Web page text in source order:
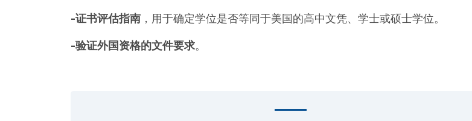
-证书评估指南，用于确定学位是否等同于美国的高中文凭、学士或硕士学位。
-验证外国资格的文件要求。